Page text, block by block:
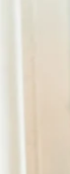
een
voorstel op